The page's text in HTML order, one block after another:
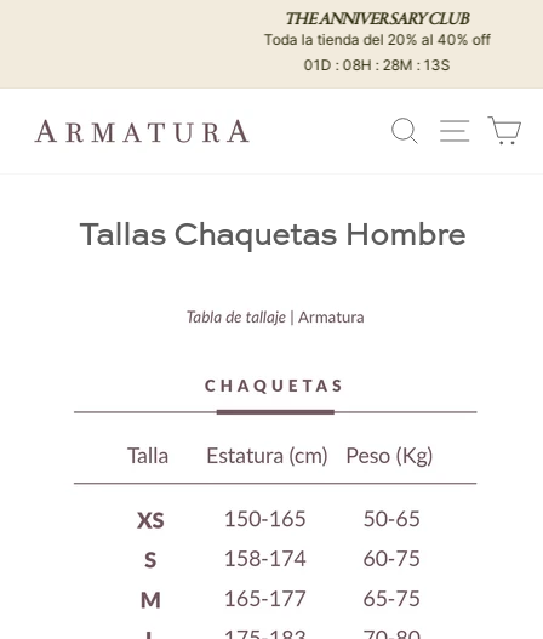
contenido
diapositivas
pausa
THE ANNIVERSARY CLUB
Toda la tienda del 20% al 40% off
01D : 08H : 28M : 13S
BUSCAR
Tallas Chaquetas Hombre